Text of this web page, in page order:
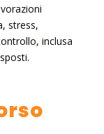
stress,
inclusa